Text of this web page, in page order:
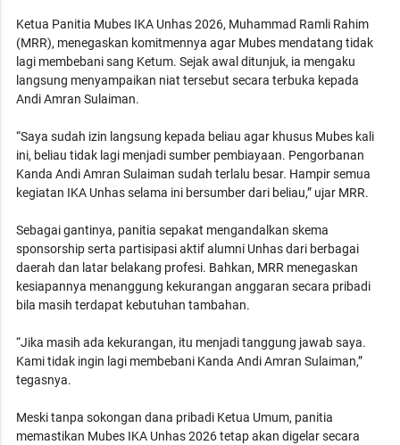
Ketua Panitia Mubes IKA Unhas 2026, Muhammad Ramli Rahim
(MRR), menegaskan komitmennya agar Mubes mendatang tidak
lagi membebani sang Ketum. Sejak awal ditunjuk, ia mengaku
langsung menyampaikan niat tersebut secara terbuka kepada
Andi Amran Sulaiman.
“Saya sudah izin langsung kepada beliau agar khusus Mubes kali
ini, beliau tidak lagi menjadi sumber pembiayaan. Pengorbanan
Kanda Andi Amran Sulaiman sudah terlalu besar. Hampir semua
kegiatan IKA Unhas selama ini bersumber dari beliau,” ujar MRR.
Sebagai gantinya, panitia sepakat mengandalkan skema
sponsorship serta partisipasi aktif alumni Unhas dari berbagai
daerah dan latar belakang profesi. Bahkan, MRR menegaskan
kesiapannya menanggung kekurangan anggaran secara pribadi
bila masih terdapat kebutuhan tambahan.
“Jika masih ada kekurangan, itu menjadi tanggung jawab saya.
Kami tidak ingin lagi membebani Kanda Andi Amran Sulaiman,”
tegasnya.
Meski tanpa sokongan dana pribadi Ketua Umum, panitia
memastikan Mubes IKA Unhas 2026 tetap akan digelar secara